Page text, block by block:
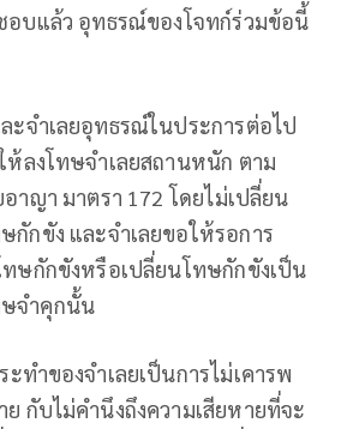
อบแล้ว อุทธรณ์ของโจทก์ร่วมข้อนี้
ะจำเลยอุทธรณ์ในประการต่อไป
ห้ลงโทษจำเลยสถานหนัก ตาม
าญา มาตรา 172 โดยไม่เปลี่ยน
กักขัง และจำเลยขอให้รอการ
ษกักขังหรือเปลี่ยนโทษกักขังเป็น
จำคุกนั้น
ะทำของจำเลยเป็นการไม่เคารพ
ย กับไม่คำนึงถึงความเสียหายที่จะ